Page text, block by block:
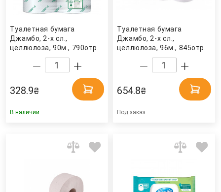
Туалетная бумага
Джамбо, 2-х сл.,
целлюлоза, 90м., 790отр.
(9*11,3см.), 6шт./уп.
Кохавинка
328.9₴
В наличии
Туалетная бумага
Джамбо, 2-х сл.,
целлюлоза, 96м., 845отр.
(9*11,34см.), 12шт./уп.,
бел. (203020) Tischa
654.8₴
Под заказ